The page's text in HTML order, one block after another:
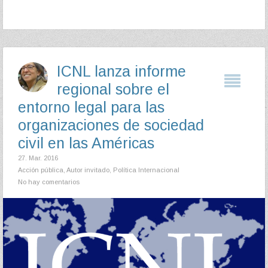
ICNL lanza informe
regional sobre el
entorno legal para las
organizaciones de sociedad
civil en las Américas
27. Mar. 2016
Acción pública Autor invitado
Política Internacional
No hay comentarios